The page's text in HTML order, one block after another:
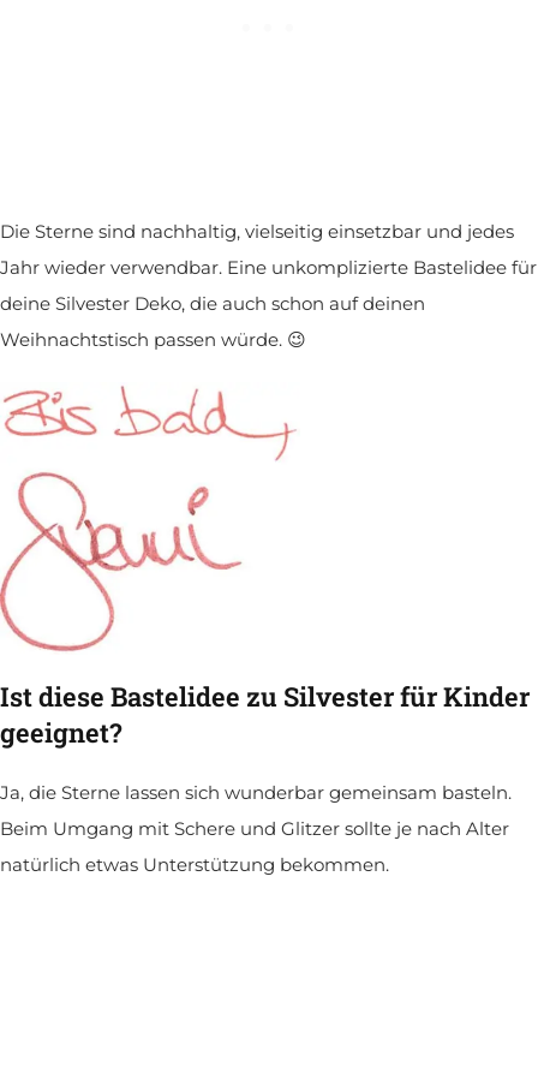
Die Sterne sind nachhaltig, vielseitig einsetzbar und jedes
Jahr wieder verwendbar. Eine unkomplizierte Bastelidee für
deine Silvester Deko, die auch schon auf deinen
Weihnachtstisch passen würde. 😉
Ist diese Bastelidee zu Silvester für Kinder
geeignet?
Ja, die Sterne lassen sich wunderbar gemeinsam basteln.
Beim Umgang mit Schere und Glitzer sollte je nach Alter
natürlich etwas Unterstützung bekommen.